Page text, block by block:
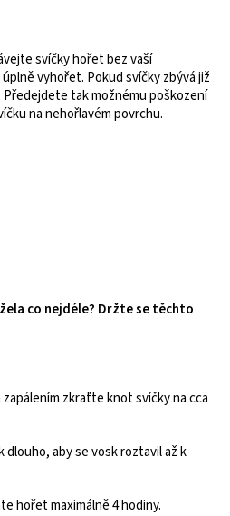
svíčky hořet bez vaší
vyhořet. Pokud svíčky zbývá již
tak možnému poškození
na nehořlavém povrchu.
co nejdéle? Držte se těchto
zkraťte knot svíčky na cca
aby se vosk roztavil až k
hořet maximálně 4 hodiny.